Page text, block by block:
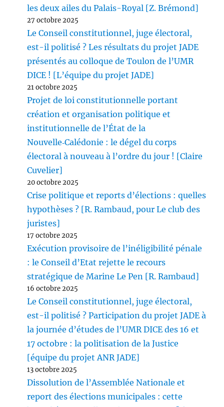
les deux ailes du Palais-Royal [Z. Brémond]
27 octobre 2025
Le Conseil constitutionnel, juge électoral,
est-il politisé ? Les résultats du projet JADE
présentés au colloque de Toulon de l’UMR
DICE ! [L’équipe du projet JADE]
21 octobre 2025
Projet de loi constitutionnelle portant
création et organisation politique et
institutionnelle de l’État de la
Nouvelle‑Calédonie : le dégel du corps
électoral à nouveau à l’ordre du jour ! [Claire
Cuvelier]
20 octobre 2025
Crise politique et reports d’élections : quelles
hypothèses ? [R. Rambaud, pour Le club des
juristes]
17 octobre 2025
Exécution provisoire de l’inéligibilité pénale
: le Conseil d’Etat rejette le recours
stratégique de Marine Le Pen [R. Rambaud]
16 octobre 2025
Le Conseil constitutionnel, juge électoral,
est-il politisé ? Participation du projet JADE à
la journée d’études de l’UMR DICE des 16 et
17 octobre : la politisation de la Justice
[équipe du projet ANR JADE]
13 octobre 2025
Dissolution de l’Assemblée Nationale et
report des élections municipales : cette